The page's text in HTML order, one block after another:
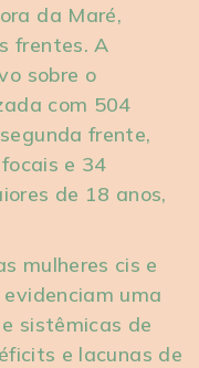
da Maré,
frentes. A
sobre o
com 504
frente,
e 34
de 18 anos,
mulheres cis e
uma
sistêmicas de
e lacunas de